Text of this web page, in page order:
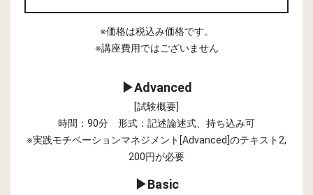
※価格は税込み価格です。
※講座費用ではございません
▶Advanced
[試験概要]
時間：90分 形式：記述論述式、持ち込み可
※実践モチベーションマネジメント[Advanced]のテキスト2,
200円が必要
▶Basic